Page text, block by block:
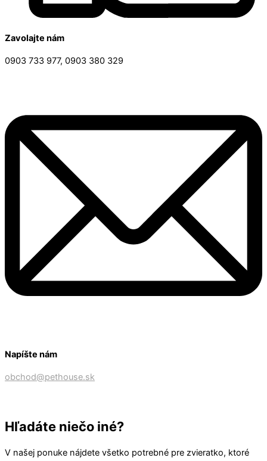
Zavolajte nám
0903 733 977, 0903 380 329
Napíšte nám
obchod@pethouse.sk
Hľadáte niečo iné?
V našej ponuke nájdete všetko potrebné pre zvieratko, ktoré